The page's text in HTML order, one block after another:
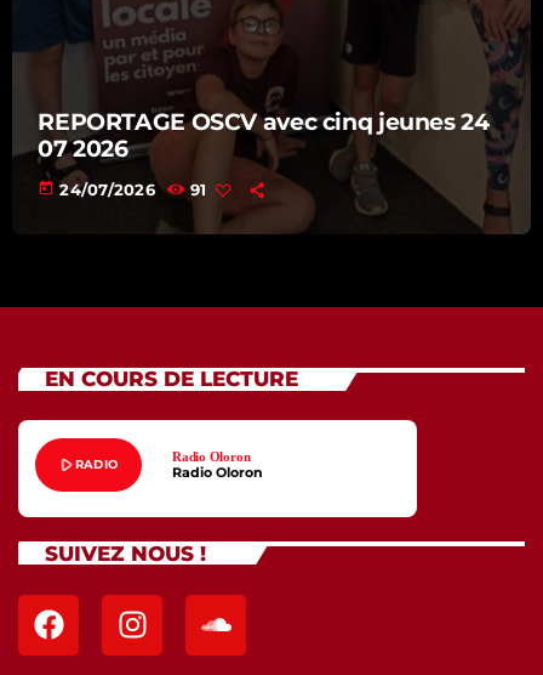
REPORTAGE OSCV avec cinq jeunes 24
07 2026
today 24/07/2026 91
EN COURS DE LECTURE
play_arrowRADIO Radio Oloron
Radio Oloron
SUIVEZ NOUS !